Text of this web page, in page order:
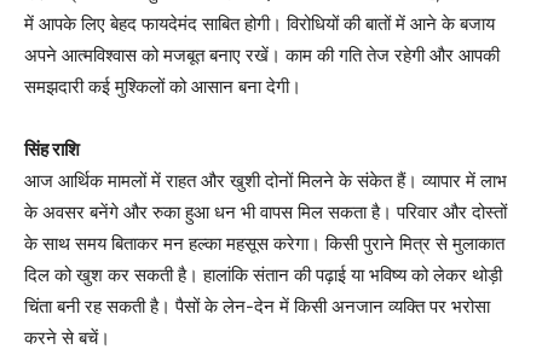
में आपके लिए बेहद फायदेमंद साबित होगी। विरोधियों की बातों में आने के बजाय
अपने आत्मविश्वास को मजबूत बनाए रखें। काम की गति तेज रहेगी और आपकी
समझदारी कई मुश्किलों को आसान बना देगी।
सिंह राशि
आज आर्थिक मामलों में राहत और खुशी दोनों मिलने के संकेत हैं। व्यापार में लाभ
के अवसर बनेंगे और रुका हुआ धन भी वापस मिल सकता है। परिवार और दोस्तों
के साथ समय बिताकर मन हल्का महसूस करेगा। किसी पुराने मित्र से मुलाकात
दिल को खुश कर सकती है। हालांकि संतान की पढ़ाई या भविष्य को लेकर थोड़ी
चिंता बनी रह सकती है। पैसों के लेन-देन में किसी अनजान व्यक्ति पर भरोसा
करने से बचें।